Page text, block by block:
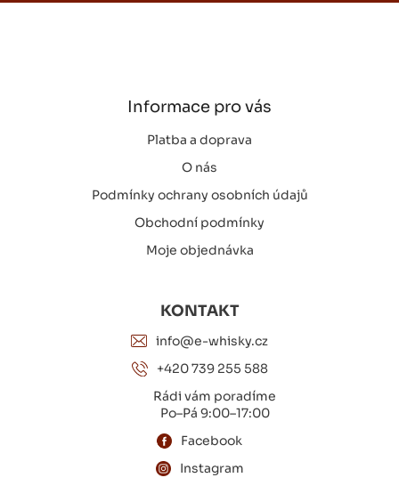
d
v
y
v
ý
p
i
s
u
Z
Informace pro vás
Platba a doprava
O nás
Podmínky ochrany osobních údajů
Obchodní podmínky
Moje objednávka
KONTAKT
info@e-whisky.cz
+420 739 255 588
Rádi vám poradíme
Po–Pá 9:00–17:00
Facebook
Instagram